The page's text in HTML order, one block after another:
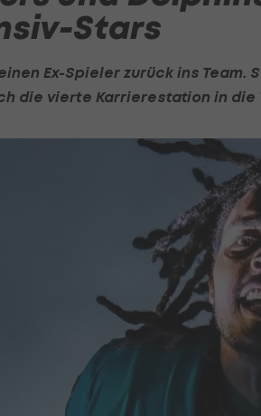
Stars
Ex-Spieler zurück ins Team.
die vierte Karrierestation in die